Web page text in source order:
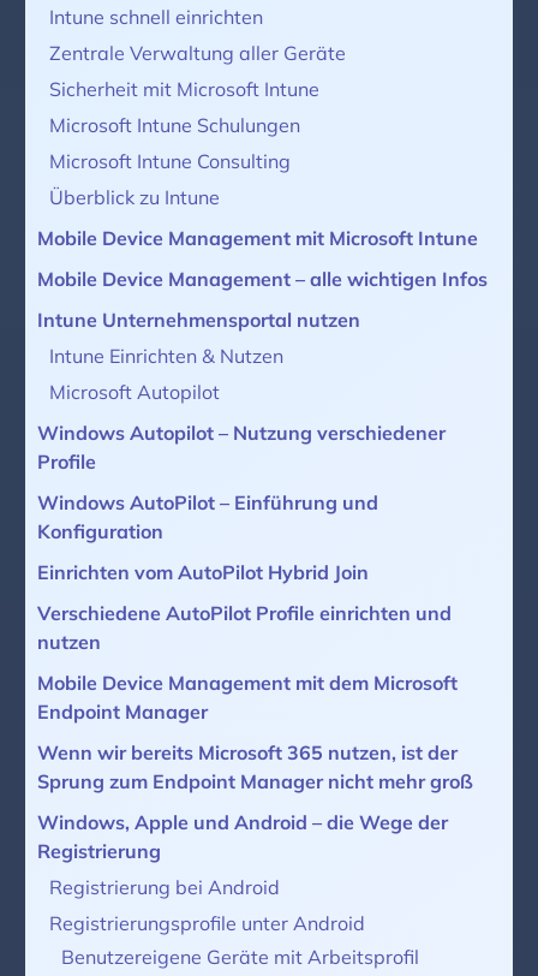
Intune schnell einrichten
Zentrale Verwaltung aller Geräte
Sicherheit mit Microsoft Intune
Microsoft Intune Schulungen
Microsoft Intune Consulting
Überblick zu Intune
Mobile Device Management mit Microsoft Intune
Mobile Device Management – alle wichtigen Infos
Intune Unternehmensportal nutzen
Intune Einrichten & Nutzen
Microsoft Autopilot
Windows Autopilot – Nutzung verschiedener
Profile
Windows AutoPilot – Einführung und
Konfiguration
Einrichten vom AutoPilot Hybrid Join
Verschiedene AutoPilot Profile einrichten und
nutzen
Mobile Device Management mit dem Microsoft
Endpoint Manager
Wenn wir bereits Microsoft 365 nutzen, ist der
Sprung zum Endpoint Manager nicht mehr groß
Windows, Apple und Android – die Wege der
Registrierung
Registrierung bei Android
Registrierungsprofile unter Android
Benutzereigene Geräte mit Arbeitsprofil